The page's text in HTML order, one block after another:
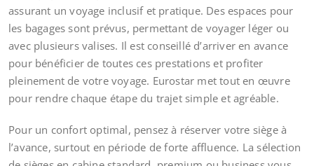
assurant un voyage inclusif et pratique. Des espaces pour
les bagages sont prévus, permettant de voyager léger ou
avec plusieurs valises. Il est conseillé d’arriver en avance
pour bénéficier de toutes ces prestations et profiter
pleinement de votre voyage. Eurostar met tout en œuvre
pour rendre chaque étape du trajet simple et agréable.
Pour un confort optimal, pensez à réserver votre siège à
l’avance, surtout en période de forte affluence. La sélection